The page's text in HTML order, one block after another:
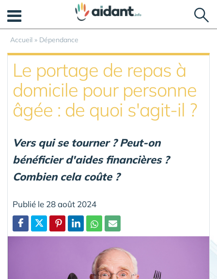
Accueil » Dépendance
Le portage de repas à
domicile pour personne
âgée : de quoi s'agit-il ?
Vers qui se tourner ? Peut-on
bénéficier d'aides financières ?
Combien cela coûte ?
Publié le 28 août 2024
Partager
Panneau de gestion des cookies